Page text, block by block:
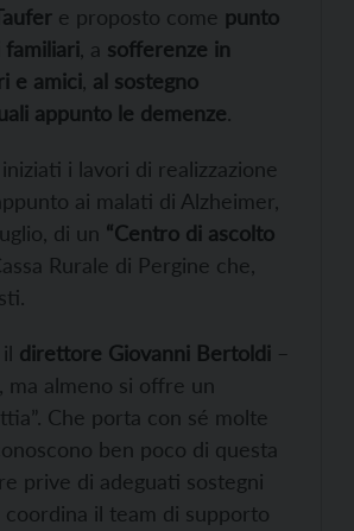
e proposto come punto
familiari, a sofferenze in
e amici, al sostegno
appunto le demenze.
i lavori di realizzazione
ai malati di Alzheimer,
di un “Centro di ascolto
Rurale di Pergine che,
direttore Giovanni Bertoldi –
ma almeno si offre un
Che porta con sé molte
ben poco di questa
prive di adeguati sostegni
il team di supporto